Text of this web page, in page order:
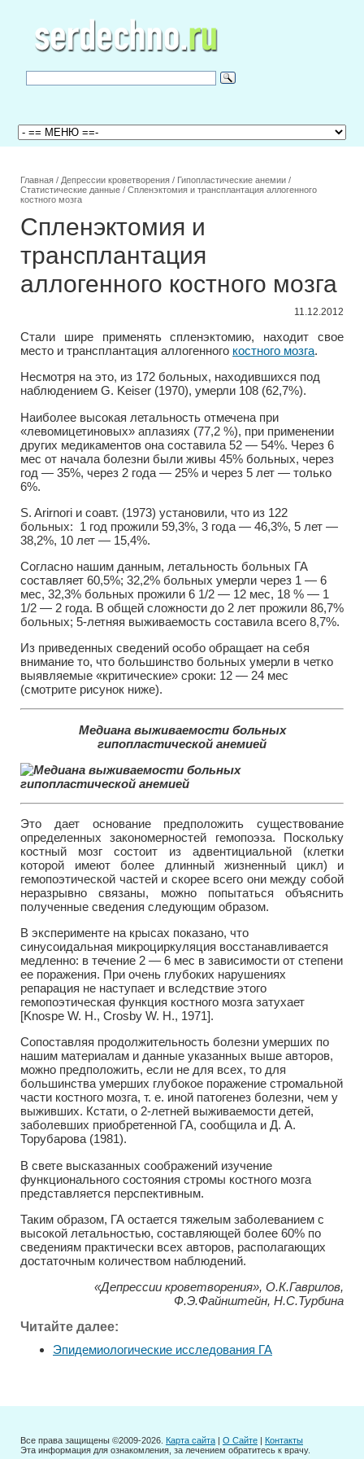
Главная / Депрессии кроветворения / Гипопластические анемии /
Статистические данные / Спленэктомия и трансплантация аллогенного
костного мозга
Спленэктомия и
трансплантация
аллогенного костного мозга
11.12.2012
Стали шире применять спленэктомию, находит свое
место и трансплантация аллогенного костного мозга.
Несмотря на это, из 172 больных, находившихся под
наблюдением G. Keiser (1970), умерли 108 (62,7%).
Наиболее высокая летальность отмечена при
«левомицетиновых» аплазиях (77,2 %), при применении
других медикаментов она составила 52 — 54%. Через 6
мес от начала болезни были живы 45% больных, через
год — 35%, через 2 года — 25% и через 5 лет — только
6%.
S. Arirnori и соавт. (1973) установили, что из 122
больных: 1 год прожили 59,3%, 3 года — 46,3%, 5 лет —
38,2%, 10 лет — 15,4%.
Согласно нашим данным, летальность больных ГА
составляет 60,5%; 32,2% больных умерли через 1 — 6
мес, 32,3% больных прожили 6 1/2 — 12 мес, 18 % — 1
1/2 — 2 года. В общей сложности до 2 лет прожили 86,7%
больных; 5-летняя выживаемость составила всего 8,7%.
Из приведенных сведений особо обращает на себя
внимание то, что большинство больных умерли в четко
выявляемые «критические» сроки: 12 — 24 мес
(смотрите рисунок ниже).
Медиана выживаемости больных
гипопластической анемией
Это дает основание предположить существование
определенных закономерностей гемопоэза. Поскольку
костный мозг состоит из адвентициальной (клетки
которой имеют более длинный жизненный цикл) и
гемопоэтической частей и скорее всего они между собой
неразрывно связаны, можно попытаться объяснить
полученные сведения следующим образом.
В эксперименте на крысах показано, что
синусоидальная микроциркуляция восстанавливается
медленно: в течение 2 — 6 мес в зависимости от степени
ее поражения. При очень глубоких нарушениях
репарация не наступает и вследствие этого
гемопоэтическая функция костного мозга затухает
[Knospe W. Н., Crosby W. H., 1971].
Сопоставляя продолжительность болезни умерших по
нашим материалам и данные указанных выше авторов,
можно предположить, если не для всех, то для
большинства умерших глубокое поражение стромальной
части костного мозга, т. е. иной патогенез болезни, чем у
выживших. Кстати, о 2-летней выживаемости детей,
заболевших приобретенной ГА, сообщила и Д. А.
Торубарова (1981).
В свете высказанных соображений изучение
функционального состояния стромы костного мозга
представляется перспективным.
Таким образом, ГА остается тяжелым заболеванием с
высокой летальностью, составляющей более 60% по
сведениям практически всех авторов, располагающих
достаточным количеством наблюдений.
«Депрессии кроветворения», О.К.Гаврилов,
Ф.Э.Файнштейн, Н.С.Турбина
Читайте далее:
Эпидемиологические исследования ГА
Все права защищены ©2009-2026. Карта сайта | О Сайте | Контакты
Эта информация для ознакомления, за лечением обратитесь к врачу.